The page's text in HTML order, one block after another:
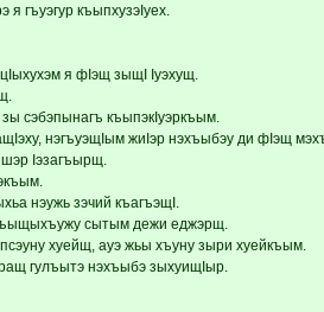
я гъуэгур къыпхузэIуех.
я фIэщ зыщI Iуэхущ.
сэбэпынагъ къыпэкIуэркъым.
нэгъуэщIым жиIэр нэхъыбэу ди фIэщ
Iэзагъырщ.
нэужь зэчий къагъэщI.
сытым дежи еджэрщ.
хуейщ, ауэ жьы хъуну зыри хуейкъым.
гулъытэ нэхъыбэ зыхуищIыр.